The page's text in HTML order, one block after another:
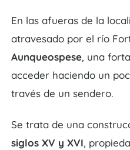
En las afueras de la
atravesado por el río
Aunqueospese, una
acceder haciendo un
través de un sendero.
Se trata de una
siglos XV y XVI,